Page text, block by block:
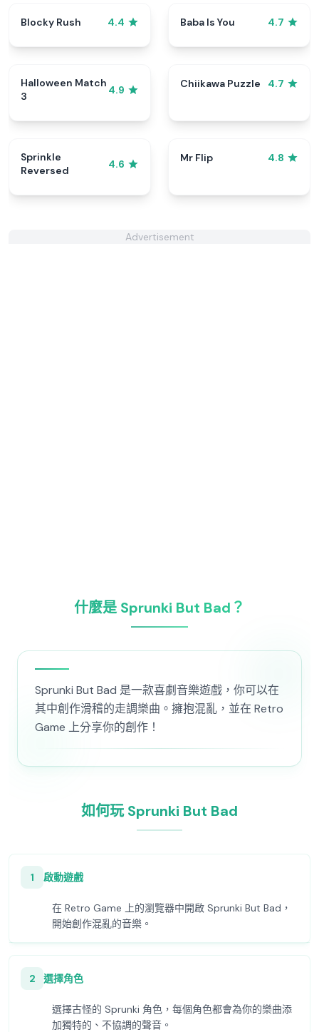
Blocky Rush 4.4 Baba Is You 4.7
Halloween Match
3
4.9
Chiikawa Puzzle 4.7
Sprinkle
Reversed
4.6
Mr Flip 4.8
Advertisement
什麼是 Sprunki But Bad？
Sprunki But Bad 是一款喜劇音樂遊戲，你可以在
其中創作滑稽的走調樂曲。擁抱混亂，並在 Retro
Game 上分享你的創作！
如何玩 Sprunki But Bad
1 啟動遊戲
在 Retro Game 上的瀏覽器中開啟 Sprunki But Bad，
開始創作混亂的音樂。
2 選擇角色
選擇古怪的 Sprunki 角色，每個角色都會為你的樂曲添
加獨特的、不協調的聲音。